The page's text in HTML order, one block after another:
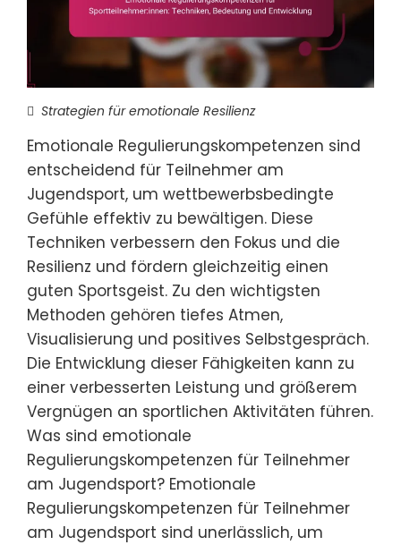
Strategien für emotionale Resilienz
Emotionale Regulierungskompetenzen sind
entscheidend für Teilnehmer am
Jugendsport, um wettbewerbsbedingte
Gefühle effektiv zu bewältigen. Diese
Techniken verbessern den Fokus und die
Resilienz und fördern gleichzeitig einen
guten Sportsgeist. Zu den wichtigsten
Methoden gehören tiefes Atmen,
Visualisierung und positives Selbstgespräch.
Die Entwicklung dieser Fähigkeiten kann zu
einer verbesserten Leistung und größerem
Vergnügen an sportlichen Aktivitäten führen.
Was sind emotionale
Regulierungskompetenzen für Teilnehmer
am Jugendsport? Emotionale
Regulierungskompetenzen für Teilnehmer
am Jugendsport sind unerlässlich, um